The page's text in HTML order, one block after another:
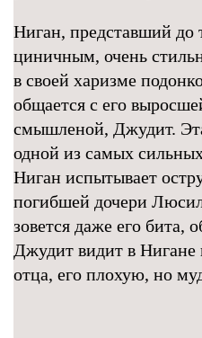
Ниган, представший до
циничным, очень
в своей харизме
общается с его
смышленой, Джудит.
одной из самых
Ниган испытывает
погибшей дочери
зовется даже его бита,
Джудит видит в Нигане
отца, его плохую, но